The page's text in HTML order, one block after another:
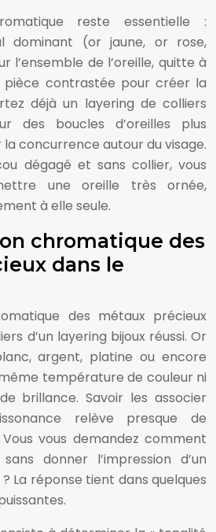
reste essentielle :
dominant (or jaune, or rose,
l’ensemble de l’oreille, quitte à
pièce contrastée pour créer la
déjà un layering de colliers
des boucles d’oreilles plus
concurrence autour du visage.
dégagé et sans collier, vous
une oreille très ornée,
à elle seule.
chromatique des
dans le
des métaux précieux
d’un layering bijoux réussi. Or
argent, platine ou encore
température de couleur ni
brillance. Savoir les associer
relève presque de
vous demandez comment
donner l’impression d’un
La réponse tient dans quelques